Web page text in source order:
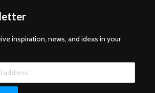
inspiration, news, and ideas in your